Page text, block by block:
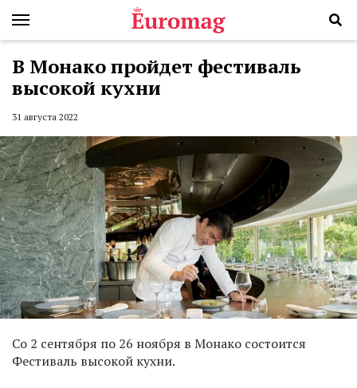
В Монако пройдет фестиваль
высокой кухни
31 августа 2022
Со 2 сентября по 26 ноября в Монако состоится
Фестиваль высокой кухни.